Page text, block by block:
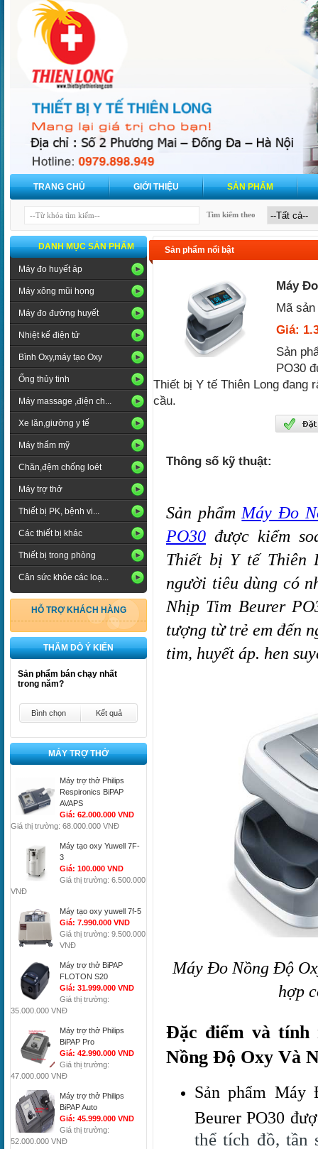
TRANG CHỦ GIỚI THIỆU SẢN PHẨM
Tìm kiếm theo
DANH MỤC SẢN PHẨM
Máy đo huyết áp
Máy xông mũi họng
Máy đo đường huyết
Nhiệt kế điện tử
Bình Oxy,máy tạo Oxy
Ống thủy tinh
Máy massage ,điện ch...
Xe lăn,giường y tế
Máy thẩm mỹ
Chăn,đệm chống loét
Máy trợ thở
Thiết bị PK, bệnh vi...
Các thiết bị khác
Thiết bị trong phòng
Cân sức khỏe các loạ...
HỖ TRỢ KHÁCH HÀNG
THĂM DÒ Ý KIẾN
Sản phẩm bán chạy nhất
trong năm?
Bình chọn Kết quả
MÁY TRỢ THỞ
Máy trợ thở Philips
Respironics BiPAP
AVAPS
Giá: 62.000.000 VND
Giá thị trường: 68.000.000 VNĐ
Máy tạo oxy Yuwell 7F-
3
Giá: 100.000 VND
Giá thị trường: 6.500.000
VNĐ
Máy tạo oxy yuwell 7f-5
Giá: 7.990.000 VND
Giá thị trường: 9.500.000
VNĐ
Máy trợ thở BiPAP
FLOTON S20
Giá: 31.999.000 VND
Giá thị trường:
35.000.000 VNĐ
Máy trợ thở Philips
BiPAP Pro
Giá: 42.990.000 VND
Giá thị trường:
47.000.000 VNĐ
Máy trợ thở Philips
BiPAP Auto
Giá: 45.999.000 VND
Giá thị trường:
52.000.000 VNĐ
Sản phẩm nổi bật
Máy
Mã
Giá:
Sản
PO30
Thiết bị Y tế Thiên Long đang
cầu.
Thông số kỹ thuật:
Sản phẩm Máy Đo
PO30 được kiểm
Thiết bị Y tế Thiên
người tiêu dùng có
Nhịp Tim Beurer
tượng từ trẻ em đến
tim, huyết áp. hen
Máy Đo Nồng Độ
hợp
Đặc điểm và tính
Nồng Độ Oxy Và
Sản phẩm
Beurer PO30
thể tích đồ, tần